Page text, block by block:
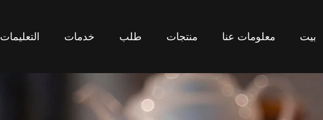
بيت
معلومات عنا
منتجات
طلب
خدمات
التعليمات